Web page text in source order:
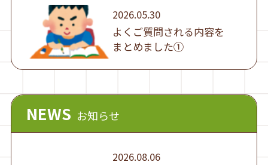
2026.05.30
よくご質問される内容を
まとめました①
NEWS お知らせ
2026.08.06